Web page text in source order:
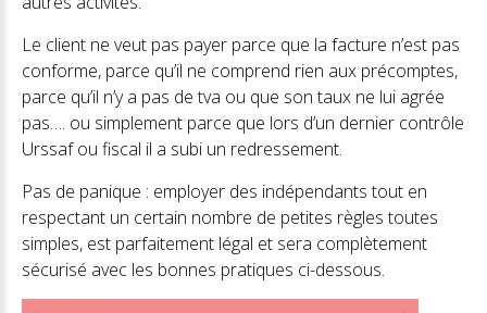
Le client ne veut pas payer parce que la facture n’est pas
conforme, parce qu’il ne comprend rien aux précomptes,
parce qu’il n’y a pas de tva ou que son taux ne lui agrée
pas…. ou simplement parce que lors d’un dernier contrôle
Urssaf ou fiscal il a subi un redressement.
Pas de panique : employer des indépendants tout en
respectant un certain nombre de petites règles toutes
simples, est parfaitement légal et sera complètement
sécurisé avec les bonnes pratiques ci-dessous.